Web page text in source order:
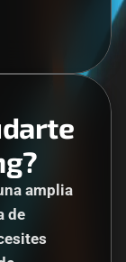
amplia
de